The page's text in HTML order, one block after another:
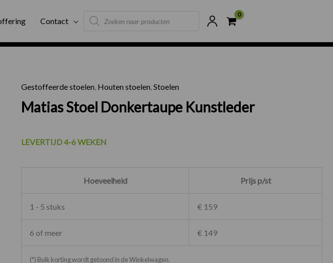
Contact
Products
search
geleverd Externe voorraad Scherpste prijzen van NL
Gestoffeerde stoelen, Houten stoelen,Stoelen
Matias Stoel Donkertaupe Kunstleder
LEVERTIJD 4-6 WEKEN
Hoeveelheid Prijs p/st
1 - 5 stuks € 159
6 of meer € 149
(*) Bulk korting wordt getoond in de Winkelwagen.
Matias Stoel Donkertaupe Kunstleder aantal